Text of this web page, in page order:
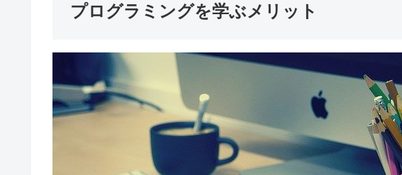
プログラミングを学ぶメリット